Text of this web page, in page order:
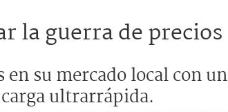
la guerra de precios
su mercado local con un
ultrarrápida.